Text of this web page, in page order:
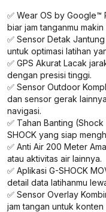
✅ Wear OS by Google™
biar jam tanganmu
✅ Sensor Detak
untuk optimasi latihan
✅ GPS Akurat Lacak
dengan presisi tinggi.
✅ Sensor Outdoor
dan sensor gerak
navigasi.
✅ Tahan Banting
SHOCK yang siap
✅ Anti Air 200 Meter
atau aktivitas air lainnya.
✅ Aplikasi G-SHOCK
detail data latihanmu
✅ Sensor Overlay
jam tangan untuk